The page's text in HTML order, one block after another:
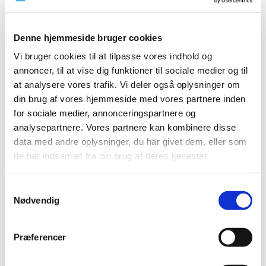
Denne hjemmeside bruger cookies
Vi bruger cookies til at tilpasse vores indhold og
annoncer, til at vise dig funktioner til sociale medier og til
at analysere vores trafik. Vi deler også oplysninger om
din brug af vores hjemmeside med vores partnere inden
for sociale medier, annonceringspartnere og
analysepartnere. Vores partnere kan kombinere disse
data med andre oplysninger, du har givet dem, eller som
de har indsamlet fra din brug af deres tjenester.
Nødvendig
Præferencer
|10. september 2020|
fra Kyowa Kirin, samt parallelimportører, og Digoxin
Ny dataanalyse: Ibuprofen forværrer ikke
tilstanden for COVID-19-patienter
|9. september 2020
Brugen af Ibuprofen og andre smerte- og
betændelsesdæmpende lægemidler såkaldte NSAID’er…
Grazax til græspollenallergi ændrer
tilskudsklausul
Lægemiddelstyrelsen har besluttet, at Grazax med